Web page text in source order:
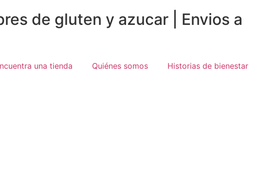
de gluten y azucar | Envios a
una tienda Quiénes somos Historias de bienestar